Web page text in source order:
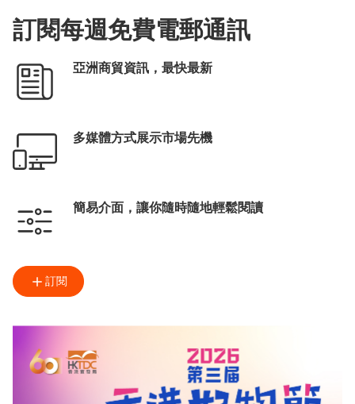
訂閱每週免費電郵通訊
亞洲商貿資訊，最快最新
多媒體方式展示市場先機
簡易介面，讓你隨時隨地輕鬆閱讀
訂閱